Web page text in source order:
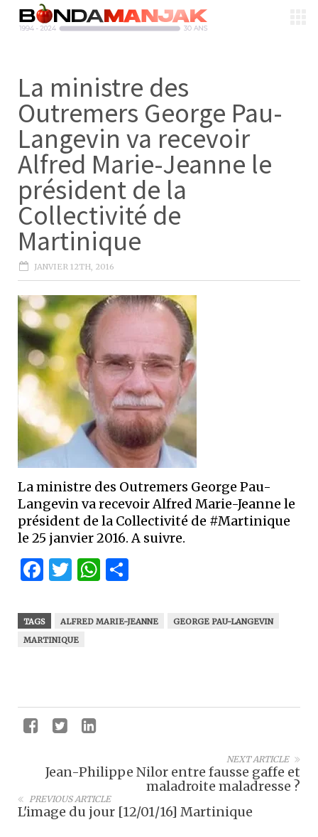
La ministre des
Outremers George Pau-
Langevin va recevoir
Alfred Marie-Jeanne le
président de la
Collectivité de
Martinique
JANVIER 12TH, 2016
La ministre des Outremers George Pau-
Langevin va recevoir Alfred Marie-Jeanne le
président de la Collectivité de #Martinique
le 25 janvier 2016. A suivre.
Facebook
Twitter
WhatsApp
TAGS ALFRED MARIE-JEANNE
GEORGE PAU-LANGEVIN
MARTINIQUE
NEXT ARTICLE
Jean-Philippe Nilor entre fausse gaffe et
maladroite maladresse ?
PREVIOUS ARTICLE
L'image du jour [12/01/16] Martinique